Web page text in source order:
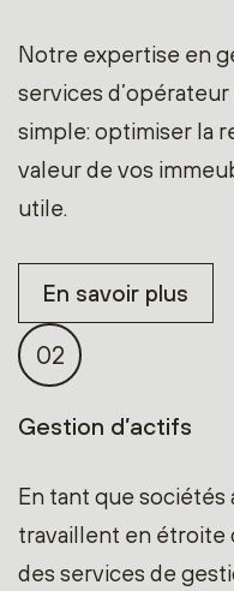
Notre expertise en
services
simple: optimiser la
valeur de vos
utile.
En savoir plus
02
Gestion d’actifs
En tant que
travaillent en
des services de